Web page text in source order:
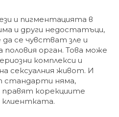
и пигментацията в
и други недостатъци,
се чувстват зле и
орган. Това може
комплекси и
сексуалния живот. И
стандарти няма,
правят корекциите